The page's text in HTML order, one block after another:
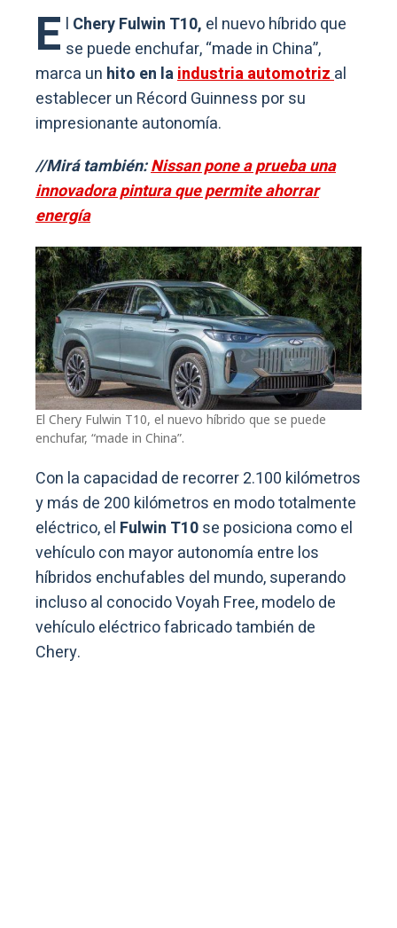
E l Chery Fulwin T10, el nuevo híbrido que
se puede enchufar, “made in China”,
marca un hito en laindustria automotrizal
establecer un Récord Guinness por su
impresionante autonomía.
//Mirá también:Nissan pone a prueba una
innovadora pintura que permite ahorrar
energía
El Chery Fulwin T10, el nuevo híbrido que se puede
enchufar, “made in China”.
Con la capacidad de recorrer 2.100 kilómetros
y más de 200 kilómetros en modo totalmente
eléctrico, el Fulwin T10se posiciona como el
vehículo con mayor autonomía entre los
híbridos enchufables del mundo, superando
incluso al conocido Voyah Free, modelo de
vehículo eléctrico fabricado también de
Chery.